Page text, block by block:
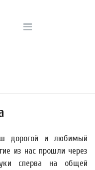
дорогой и любимый
из нас прошли через
сперва на общей